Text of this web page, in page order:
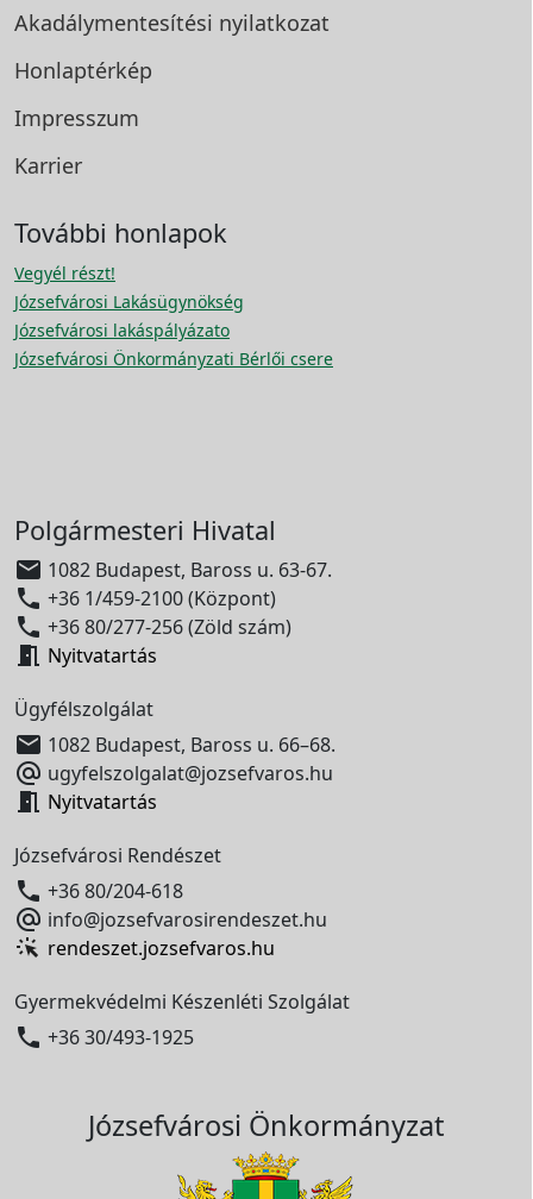
Akadálymentesítési nyilatkozat
Honlaptérkép
Impresszum
Karrier
További honlapok
Vegyél részt!
Józsefvárosi Lakásügynökség
Józsefvárosi lakáspályázato
Józsefvárosi Önkormányzati Bérlői csere
Polgármesteri Hivatal
 1082 Budapest, Baross u. 63-67.
 +36 1/459-2100 (Központ)
 +36 80/277-256 (Zöld szám)
 Nyitvatartás
Ügyfélszolgálat
 1082 Budapest, Baross u. 66–68.
 ugyfelszolgalat@jozsefvaros.hu
 Nyitvatartás
Józsefvárosi Rendészet
 +36 80/204-618
 info@jozsefvarosirendeszet.hu
rendeszet.jozsefvaros.hu
Gyermekvédelmi Készenléti Szolgálat
 +36 30/493-1925
Józsefvárosi Önkormányzat